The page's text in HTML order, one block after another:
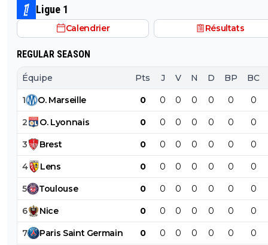
de banlieue n'avait pas le Qatar comme propriétaire, il
déjà depuis longtemps en Ligue 2.
Ligue 1
Calendrier Résultats
REGULAR SEASON
Équipe Pts J V N D BP BC
1 O. Marseille 0 0 0 0 0 0 0
2 O. Lyonnais 0 0 0 0 0 0 0
3 Brest 0 0 0 0 0 0 0
4 Lens 0 0 0 0 0 0 0
5 Toulouse 0 0 0 0 0 0 0
6 Nice 0 0 0 0 0 0 0
7 Paris Saint Germain 0 0 0 0 0 0 0